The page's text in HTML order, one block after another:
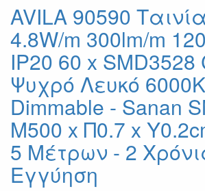
AVILA 90590
4.8W/m 300lm/m
IP20 60 x SMD3528
Ψυχρό Λευκό 6000K
Dimmable - Sanan
Μ500 x Π0.7 x
5 Μέτρων - 2
Εγγύηση